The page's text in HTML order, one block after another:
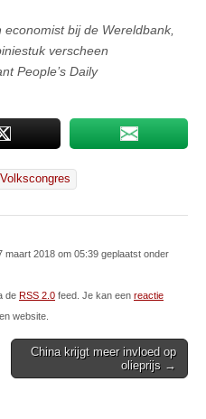
bij de Wereldbank,
verscheen
People’s Daily
maart 2018 om 05:39 geplaatst onder
de RSS 2.0 feed. Je kan een reactie
website.
China krijgt meer invloed op
olieprijs →